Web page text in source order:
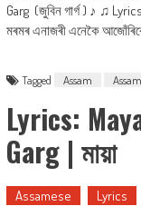
Garg (জুবিন গাৰ্গ ) ♪ ♫
মৰমৰ এনাজৰী এনেকৈ
Tagged Assam
Lyrics:
Garg | মায়া
Assamese Lyrics